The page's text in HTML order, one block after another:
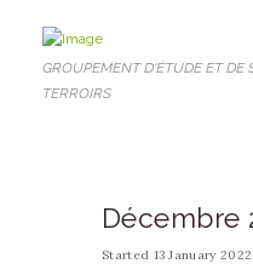
GROUPEMENT D'ÉTUDE ET DE
TERROIRS
Décembre
Started 13 January 2022